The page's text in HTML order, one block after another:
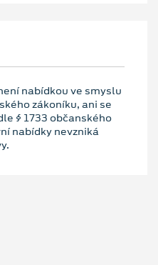
nabídkou ve smyslu
zákoníku, ani se
§ 1733 občanského
nabídky nevzniká